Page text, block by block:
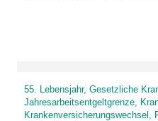
55. Lebensjahr, Gesetzliche
Jahresarbeitsentgeltgrenze,
Krankenversicherungswechsel,